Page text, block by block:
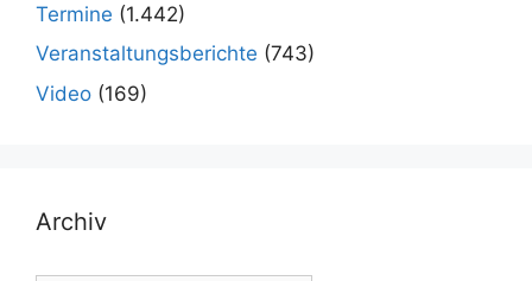
Termine (1.442)
Veranstaltungsberichte (743)
Video (169)
Archiv